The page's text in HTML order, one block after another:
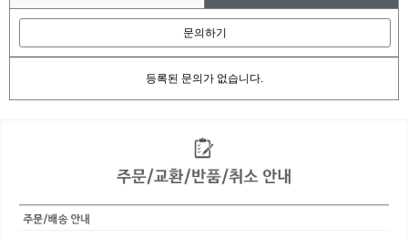
문의하기
등록된 문의가 없습니다.